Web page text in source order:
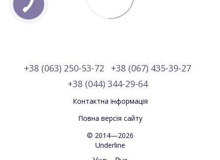
+38 (063) 250-53-72
+38 (067) 435-39-27
+38 (044) 344-29-64
Контактна інформація
Повна версія сайту
© 2014—2026
Underline